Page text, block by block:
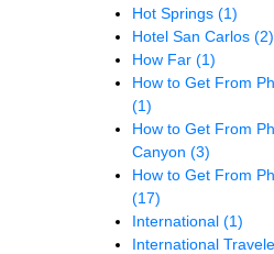
Hot Springs (1)
Hotel San Carlos (2)
How Far (1)
How to Get From
(1)
How to Get From
Canyon (3)
How to Get From
(17)
International (1)
International